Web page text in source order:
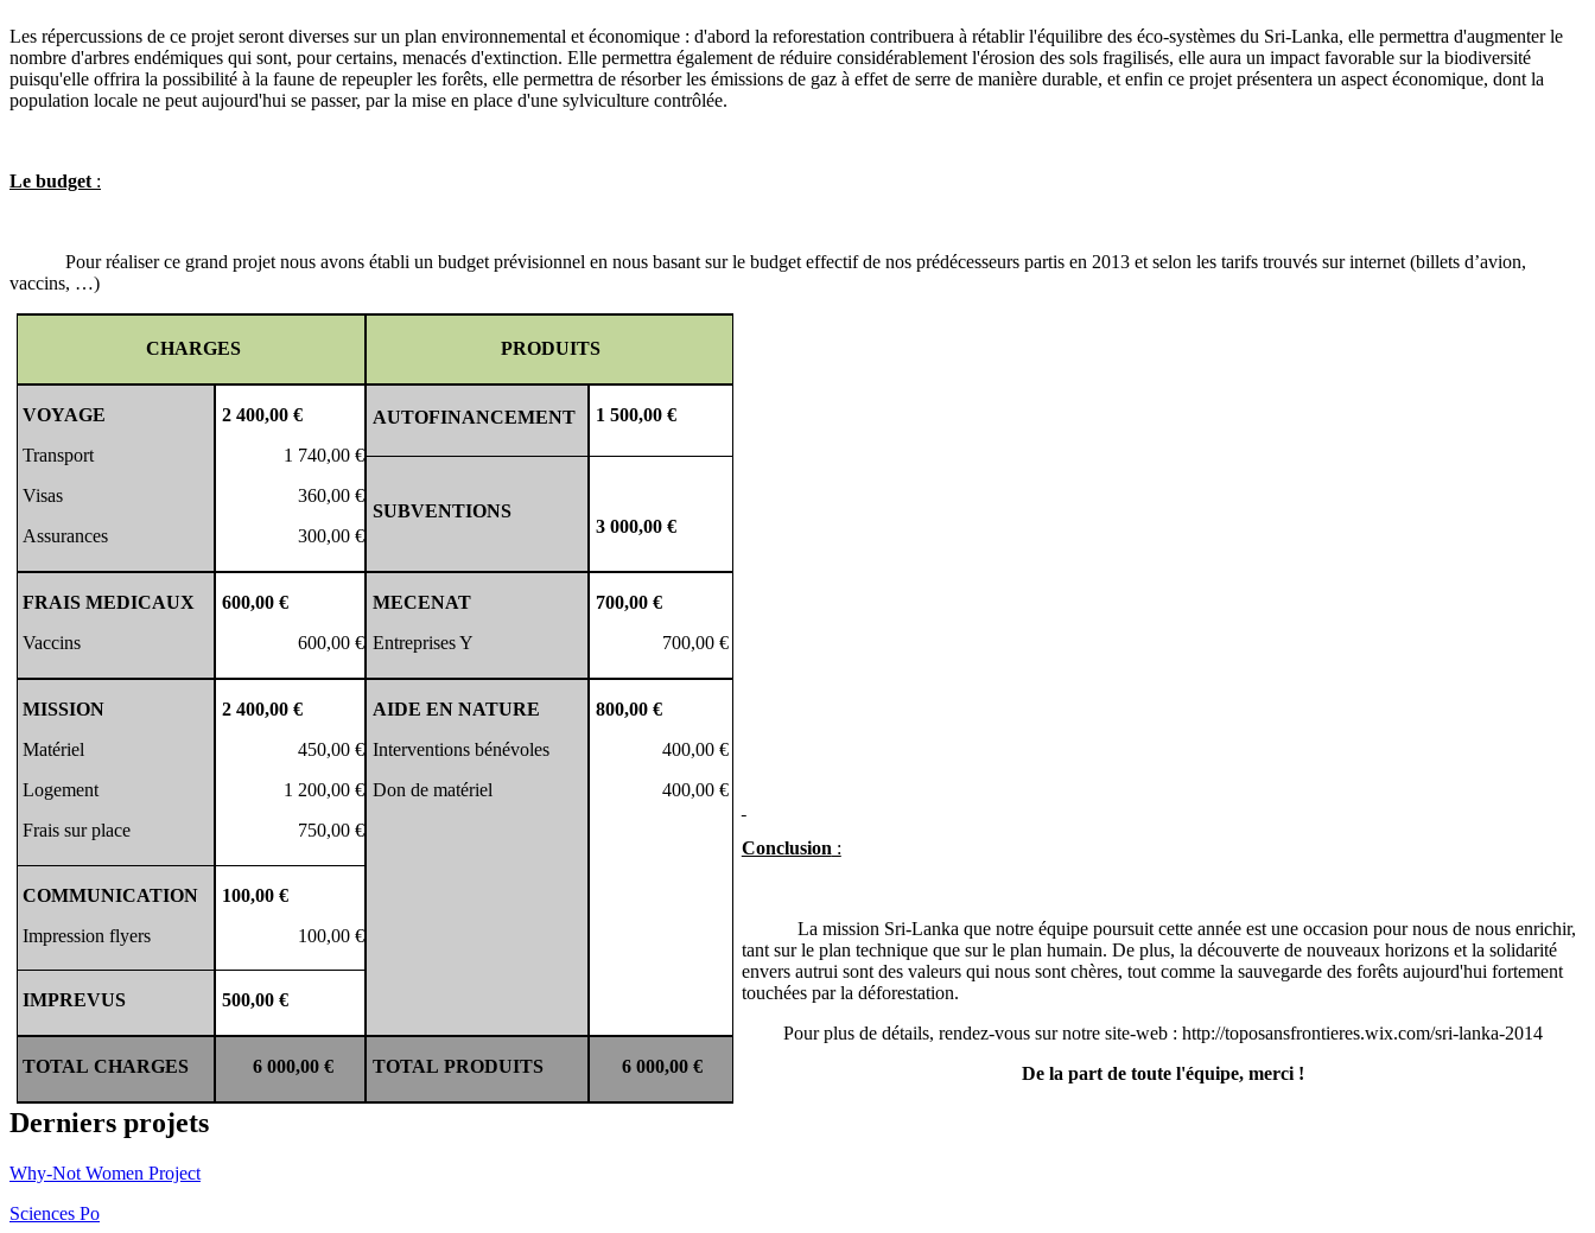
Les répercussions de ce projet seront diverses sur un plan environnemental et économique : d'abord la reforestation contribuera à rétablir l'équilibre des éco-systèmes du Sri-Lanka, elle permettra d'augmenter le
nombre d'arbres endémiques qui sont, pour certains, menacés d'extinction. Elle permettra également de réduire considérablement l'érosion des sols fragilisés, elle aura un impact favorable sur la biodiversité
puisqu'elle offrira la possibilité à la faune de repeupler les forêts, elle permettra de résorber les émissions de gaz à effet de serre de manière durable, et enfin ce projet présentera un aspect économique, dont la
population locale ne peut aujourd'hui se passer, par la mise en place d'une sylviculture contrôlée.
Le budget :
Pour réaliser ce grand projet nous avons établi un budget prévisionnel en nous basant sur le budget effectif de nos prédécesseurs partis en 2013 et selon les tarifs trouvés sur internet (billets d’avion,
vaccins, …)
CHARGES PRODUITS
VOYAGE
Transport
Visas
Assurances
2 400,00 €
1 740,00 €
360,00 €
300,00 €
AUTOFINANCEMENT 1 500,00 €
SUBVENTIONS
3 000,00 €
FRAIS MEDICAUX
Vaccins
600,00 €
600,00 €
MECENAT
Entreprises Y
700,00 €
700,00 €
MISSION
Matériel
Logement
Frais sur place
2 400,00 €
450,00 €
1 200,00 €
750,00 €
AIDE EN NATURE
Interventions bénévoles
Don de matériel
800,00 €
400,00 €
400,00 €
COMMUNICATION
Impression flyers
100,00 €
100,00 €
IMPREVUS 500,00 €
TOTAL CHARGES 6 000,00 € TOTAL PRODUITS 6 000,00 €
Conclusion :
La mission Sri-Lanka que notre équipe poursuit cette année est une occasion pour nous de nous enrichir,
tant sur le plan technique que sur le plan humain. De plus, la découverte de nouveaux horizons et la solidarité
envers autrui sont des valeurs qui nous sont chères, tout comme la sauvegarde des forêts aujourd'hui fortement
touchées par la déforestation.
Pour plus de détails, rendez-vous sur notre site-web : http://toposansfrontieres.wix.com/sri-lanka-2014
De la part de toute l'équipe, merci !
Derniers projets
Why-Not Women Project
Sciences Po